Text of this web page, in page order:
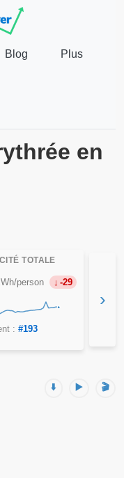
Blog Plus
en
TOTALE
person -29
: #193
›
⬇️ ▶️ 🎬